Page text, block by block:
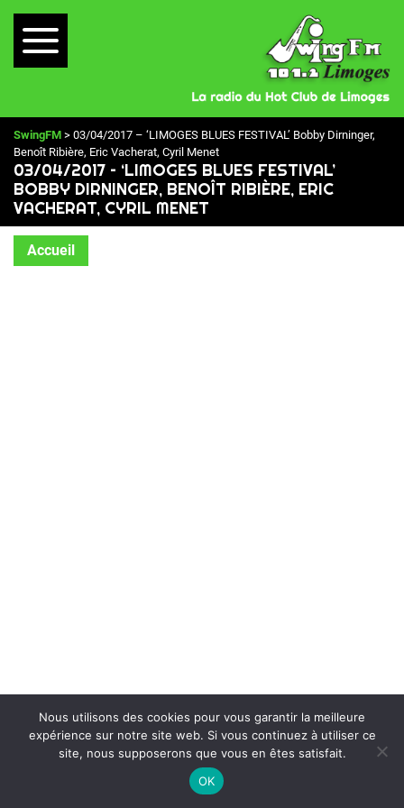
SwingFM > 03/04/2017 – ‘LIMOGES BLUES FESTIVAL’ Bobby Dirninger,
Benoît Ribière, Eric Vacherat, Cyril Menet
03/04/2017 – ‘LIMOGES BLUES FESTIVAL’
BOBBY DIRNINGER, BENOÎT RIBIÈRE, ERIC
VACHERAT, CYRIL MENET
Accueil
On Air : HARLAN LEONARD
Parade of the Stompers
Nous utilisons des cookies pour vous garantir la meilleure
expérience sur notre site web. Si vous continuez à utiliser ce
site, nous supposerons que vous en êtes satisfait.
OK